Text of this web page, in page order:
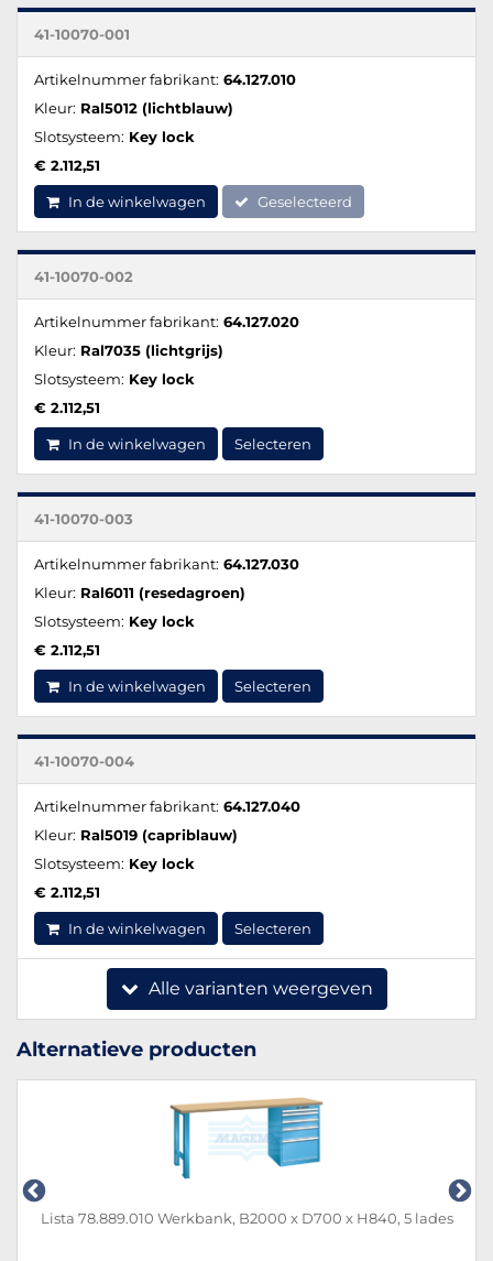
41-10070-001
Artikelnummer fabrikant: 64.127.010
Kleur: Ral5012 (lichtblauw)
Slotsysteem: Key lock
€ 2.112,51
In de winkelwagen Geselecteerd
41-10070-002
Artikelnummer fabrikant: 64.127.020
Kleur: Ral7035 (lichtgrijs)
Slotsysteem: Key lock
€ 2.112,51
In de winkelwagen Selecteren
41-10070-003
Artikelnummer fabrikant: 64.127.030
Kleur: Ral6011 (resedagroen)
Slotsysteem: Key lock
€ 2.112,51
In de winkelwagen Selecteren
41-10070-004
Artikelnummer fabrikant: 64.127.040
Kleur: Ral5019 (capriblauw)
Slotsysteem: Key lock
€ 2.112,51
In de winkelwagen Selecteren
Alle varianten weergeven
Alternatieve producten
Lista 78.889.010 Werkbank, B2000 x D700 x H840, 5 lades